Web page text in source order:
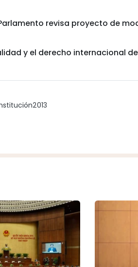
revisa proyecto de
y el derecho internacional
2013